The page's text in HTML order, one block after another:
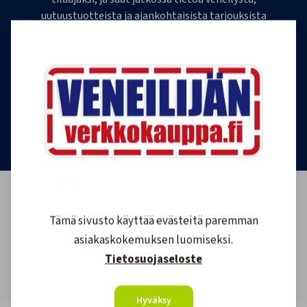
uutuustuotteista ja ajankohtaisista tarjouksista
tilauksen milloin tahansa.
Tilaa uutiskirje
Tämä sivusto käyttää evästeitä paremman
asiakaskokemuksen luomiseksi.
Tietosuojaseloste
Hyväksy